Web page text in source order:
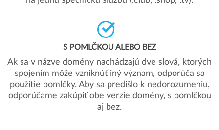
S POMLČKOU ALEBO BEZ
Ak sa v názve domény nachádzajú dve slová, ktorých
spojením môže vzniknúť iný význam, odporúča sa
použitie pomlčky. Aby sa predišlo k nedorozumeniu,
odporúčame zakúpiť obe verzie domény, s pomlčkou
aj bez.